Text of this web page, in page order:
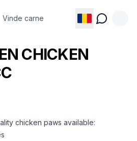
Vinde carne
CHICKEN
chicken paws available: